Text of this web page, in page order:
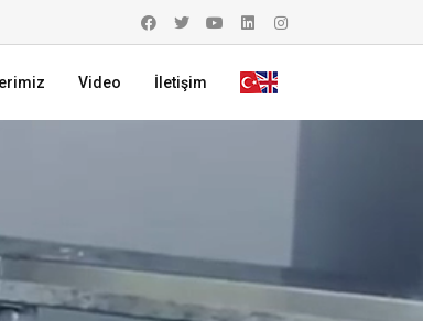
Video İletişim